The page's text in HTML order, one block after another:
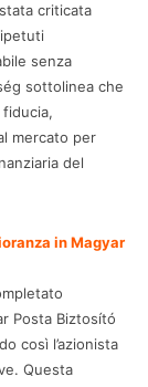
criticata
senza
sottolinea che
mercato per
del
in Magyar
Posta Biztosító
così l’azionista
Questa